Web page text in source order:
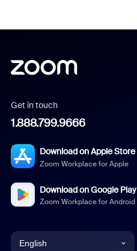
Get in touch
1.888.799.9666
Download on Apple Store
Zoom Workplace for Apple
Download on Google Play
Zoom Workplace for Android
English